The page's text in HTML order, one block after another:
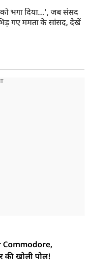
को भगा दिया…’, जब संसद
भिड़ गए ममता के सांसद, देखें
Commodore,
खोली पोल!